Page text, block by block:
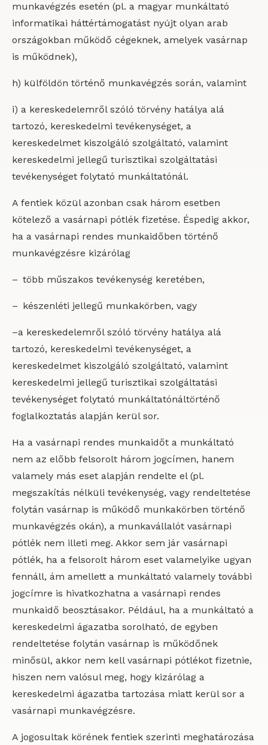
munkavégzés esetén (pl. a magyar munkáltató
informatikai háttértámogatást nyújt olyan arab
országokban működő cégeknek, amelyek vasárnap
is működnek),
h) külföldön történő munkavégzés során, valamint
i) a kereskedelemről szóló törvény hatálya alá
tartozó, kereskedelmi tevékenységet, a
kereskedelmet kiszolgáló szolgáltató, valamint
kereskedelmi jellegű turisztikai szolgáltatási
tevékenységet folytató munkáltatónál.
A fentiek közül azonban csak három esetben
kötelező a vasárnapi pótlék fizetése. Éspedig akkor,
ha a vasárnapi rendes munkaidőben történő
munkavégzésre kizárólag
– több műszakos tevékenység keretében,
– készenléti jellegű munkakörben, vagy
–a kereskedelemről szóló törvény hatálya alá
tartozó, kereskedelmi tevékenységet, a
kereskedelmet kiszolgáló szolgáltató, valamint
kereskedelmi jellegű turisztikai szolgáltatási
tevékenységet folytató munkáltatónáltörténő
foglalkoztatás alapján kerül sor.
Ha a vasárnapi rendes munkaidőt a munkáltató
nem az előbb felsorolt három jogcímen, hanem
valamely más eset alapján rendelte el (pl.
megszakítás nélküli tevékenység, vagy rendeltetése
folytán vasárnap is működő munkakörben történő
munkavégzés okán), a munkavállalót vasárnapi
pótlék nem illeti meg. Akkor sem jár vasárnapi
pótlék, ha a felsorolt három eset valamelyike ugyan
fennáll, ám amellett a munkáltató valamely további
jogcímre is hivatkozhatna a vasárnapi rendes
munkaidő beosztásakor. Például, ha a munkáltató a
kereskedelmi ágazatba sorolható, de egyben
rendeltetése folytán vasárnap is működőnek
minősül, akkor nem kell vasárnapi pótlékot fizetnie,
hiszen nem valósul meg, hogy kizárólag a
kereskedelmi ágazatba tartozása miatt kerül sor a
vasárnapi munkavégzésre.
A jogosultak körének fentiek szerinti meghatározása